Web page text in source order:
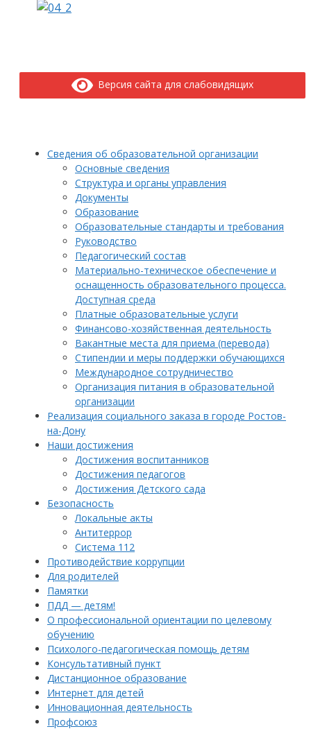
Версия сайта для слабовидящих
Сведения об образовательной организации
Основные сведения
Структура и органы управления
Документы
Образование
Образовательные стандарты и требования
Руководство
Педагогический состав
Материально-техническое обеспечение и
оснащенность образовательного процесса.
Доступная среда
Платные образовательные услуги
Финансово-хозяйственная деятельность
Вакантные места для приема (перевода)
Стипендии и меры поддержки обучающихся
Международное сотрудничество
Организация питания в образовательной
организации
Реализация социального заказа в городе Ростов-
на-Дону
Наши достижения
Достижения воспитанников
Достижения педагогов
Достижения Детского сада
Безопасность
Локальные акты
Антитеррор
Система 112
Противодействие коррупции
Для родителей
Памятки
ПДД — детям!
О профессиональной ориентации по целевому
обучению
Психолого-педагогическая помощь детям
Консультативный пункт
Дистанционное образование
Интернет для детей
Инновационная деятельность
Профсоюз